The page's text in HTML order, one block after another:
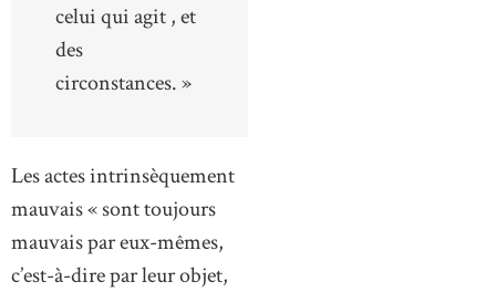
celui qui agit , et
des
circonstances. »
Les actes intrinsèquement
mauvais « sont toujours
mauvais par eux-mêmes,
c’est-à-dire par leur objet,